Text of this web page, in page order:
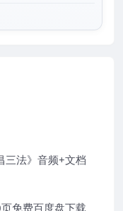
三法》音频+文档
免费百度盘下载